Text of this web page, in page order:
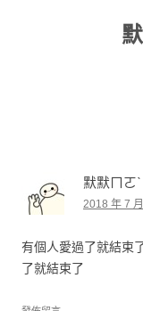
默默ㄇㄛˋ
2018 年 7
有個人愛過了就結束
了就結束了